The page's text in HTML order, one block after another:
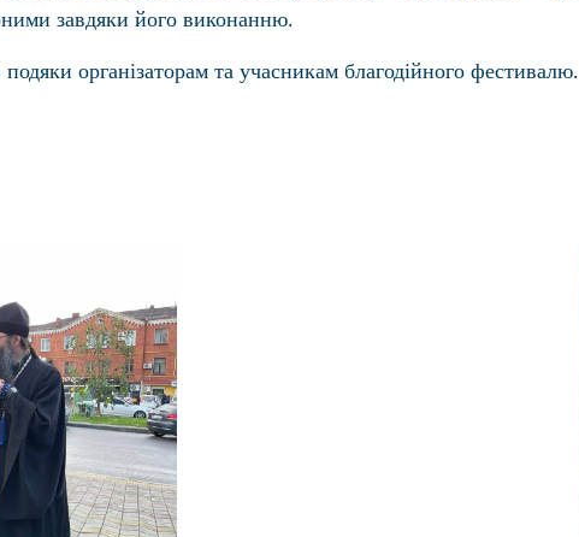
завдяки його виконанню.
організаторам та учасникам благодійного фестивалю.